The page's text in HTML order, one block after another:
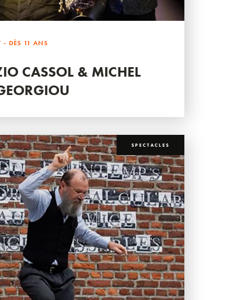
- DÈS 11 ANS
CASSOL & MICHEL
SPECTACLES